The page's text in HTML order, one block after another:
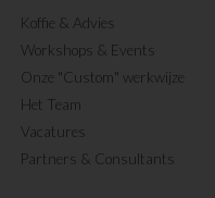
Koffie & Advies
Workshops & Events
Onze "Custom" werkwijze
Het Team
Vacatures
Partners & Consultants